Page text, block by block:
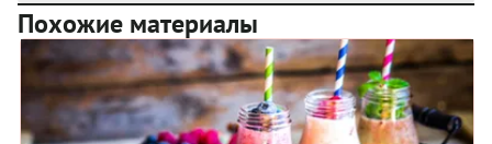
Похожие материалы